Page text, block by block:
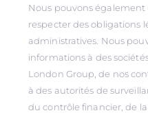
Nous pouvons
respecter des obligations
administratives. Nous
informations à des
London Group, de nos
à des autorités de
du contrôle financier, de